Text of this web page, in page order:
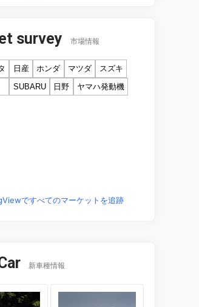
survey 市場情報
日産 ホンダ マツダ
スズキ
SUBARU 日野 ヤマハ発動機
ですべてのマーケットを追跡
新車種情報